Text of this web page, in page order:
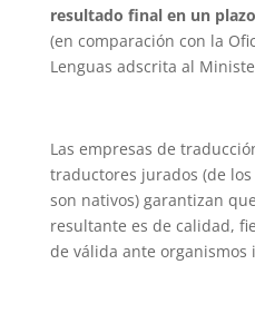
resultado final en un
(en comparación con la
Lenguas adscrita al
Las empresas de
traductores jurados (de
son nativos) garantizan
resultante es de calidad,
de válida ante organismos